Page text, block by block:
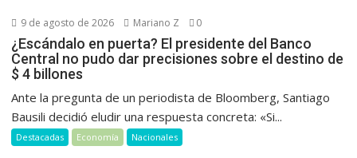
9 de agosto de 2026 Mariano Z 0
¿Escándalo en puerta? El presidente del Banco
Central no pudo dar precisiones sobre el destino de
$ 4 billones
Ante la pregunta de un periodista de Bloomberg, Santiago
Bausili decidió eludir una respuesta concreta: «Si...
Destacadas Economía Nacionales